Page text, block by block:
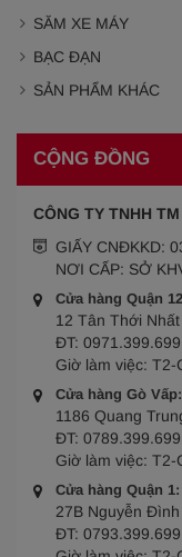
SĂM XE MÁY
BẠC ĐẠN
SẢN PHẨM KHÁC
CỘNG ĐỒNG
CÔNG TY TNHH
GIẤY CNĐKKD:
NƠI CẤP: SỞ
Cửa hàng Quận
12 Tân Thới
ĐT: 0971.399.699
Giờ làm việc: T2-
Cửa hàng Gò Vấp:
1186 Quang
ĐT: 0789.399.699
Giờ làm việc: T2-
Cửa hàng Quận 1:
27B Nguyễn
ĐT: 0793.399.699